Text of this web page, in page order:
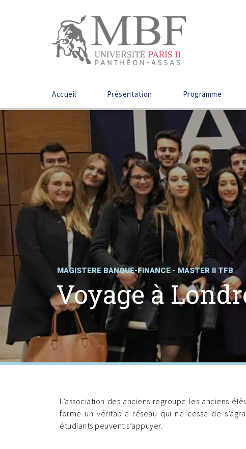
Accueil Présentation Programme
Voyage à
MAGISTERE BANQUE-FINANCE - MASTER II TFB
L’association des anciens regroupe les anciens
forme un véritable réseau qui ne cesse de
étudiants peuvent s’appuyer.